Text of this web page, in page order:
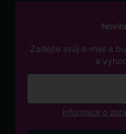
Zadejte svůj e-mail a
a
Informace o